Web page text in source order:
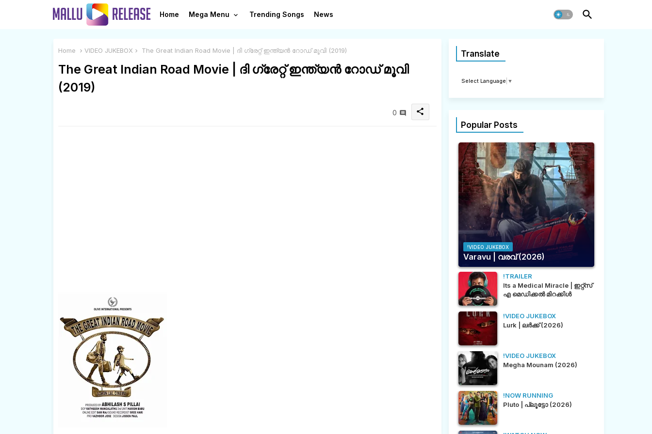
Home Mega Menu Trending Songs News
Home VIDEO JUKEBOX The Great Indian Road Movie | ദി ഗ്രേറ്റ് ഇന്ത്യൻ റോഡ് മൂവി (2019)
The Great Indian Road Movie | ദി ഗ്രേറ്റ് ഇന്ത്യൻ റോഡ് മൂവി
(2019)
0 share
Translate
Select Language ▼
Popular Posts
!VIDEO JUKEBOX
Varavu | വരവ് (2026)
!TRAILER
Its a Medical Miracle | ഇറ്റ്സ്
എ മെഡിക്കൽ മിറക്കിൾ
!VIDEO JUKEBOX
Lurk | ലർക്ക് (2026)
!VIDEO JUKEBOX
Megha Mounam (2026)
!NOW RUNNING
Pluto | പ്ലൂട്ടോ (2026)